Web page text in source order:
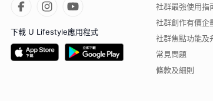
下載 U Lifestyle應用程式
社群最強使用指
社群創作有價企
社群焦點功能及
常見問題
條款及細則